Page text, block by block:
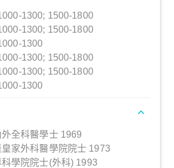
1300; 1500-1800
1300; 1500-1800
1300
1300; 1500-1800
1300; 1500-1800
1300
全科醫學士 1969
家外科醫學院院士 1973
學院院士(外科) 1993